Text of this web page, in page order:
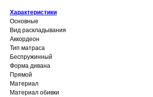
Характеристики
Основные
Вид раскладывания
Аккордеон
Тип матраса
Беспружинный
Форма дивана
Прямой
Материал
Материал обивки